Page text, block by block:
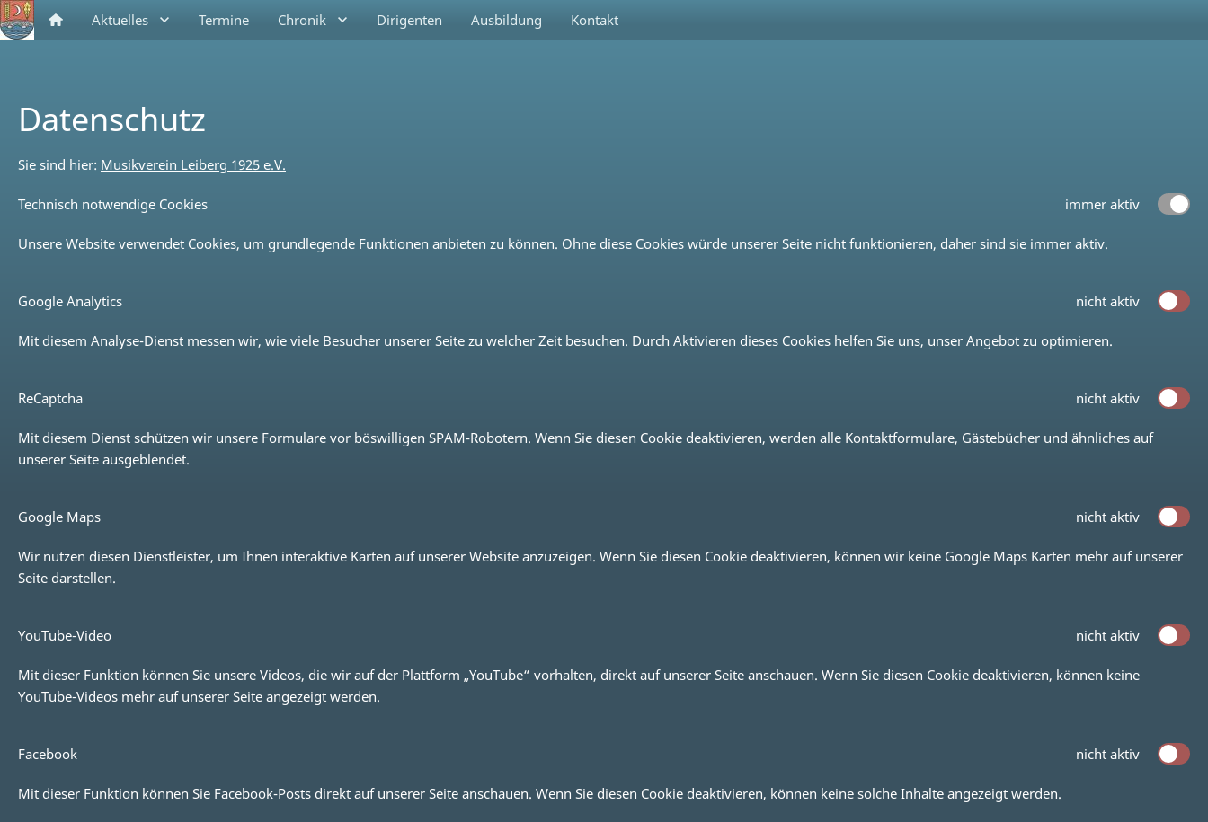
Aktuelles Termine Chronik Dirigenten Ausbildung Kontakt
Datenschutz
Sie sind hier: Musikverein Leiberg 1925 e.V.
Technisch notwendige Cookies immer aktiv
Unsere Website verwendet Cookies, um grundlegende Funktionen anbieten zu können. Ohne diese Cookies würde unserer Seite nicht funktionieren, daher sind sie immer aktiv.
Google Analytics nicht aktiv
Mit diesem Analyse-Dienst messen wir, wie viele Besucher unserer Seite zu welcher Zeit besuchen. Durch Aktivieren dieses Cookies helfen Sie uns, unser Angebot zu optimieren.
ReCaptcha nicht aktiv
Mit diesem Dienst schützen wir unsere Formulare vor böswilligen SPAM-Robotern. Wenn Sie diesen Cookie deaktivieren, werden alle Kontaktformulare, Gästebücher und ähnliches auf
unserer Seite ausgeblendet.
Google Maps nicht aktiv
Wir nutzen diesen Dienstleister, um Ihnen interaktive Karten auf unserer Website anzuzeigen. Wenn Sie diesen Cookie deaktivieren, können wir keine Google Maps Karten mehr auf unserer
Seite darstellen.
YouTube-Video nicht aktiv
Mit dieser Funktion können Sie unsere Videos, die wir auf der Plattform „YouTube“ vorhalten, direkt auf unserer Seite anschauen. Wenn Sie diesen Cookie deaktivieren, können keine
YouTube-Videos mehr auf unserer Seite angezeigt werden.
Facebook nicht aktiv
Mit dieser Funktion können Sie Facebook-Posts direkt auf unserer Seite anschauen. Wenn Sie diesen Cookie deaktivieren, können keine solche Inhalte angezeigt werden.